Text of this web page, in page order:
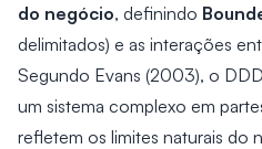
do negócio, definindo
delimitados) e as interações
Segundo Evans (2003), o
um sistema complexo em
refletem os limites naturais do